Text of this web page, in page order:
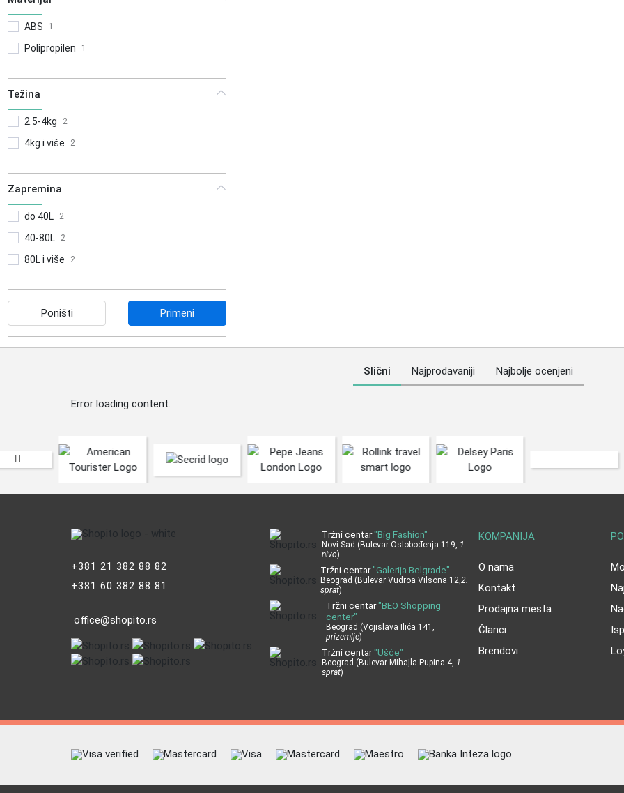
ABS 1
Polipropilen 1
Težina
2.5-4kg 2
4kg i više 2
Zapremina
do 40L 2
40-80L 2
80L i više 2
Primeni
Poništi
Slični Najprodavaniji Najbolje ocenjeni
Error loading content.
+381 21 382 88 82
+381 60 382 88 81
office@shopito.rs
Tržni centar"Big Fashion"
Novi Sad (Bulevar Oslobođenja 119,-1
nivo)
Tržni centar"Galerija Belgrade"
Beograd (Bulevar Vudroa Vilsona 12, 2.
sprat)
Tržni centar"BEO Shopping
center"
Beograd (Vojislava Ilića 141,
prizemlje)
Tržni centar"Ušće"
Beograd (Bulevar Mihajla Pupina 4, 1.
sprat)
KOMPANIJA
O nama
Kontakt
Prodajna mesta
Članci
Brendovi